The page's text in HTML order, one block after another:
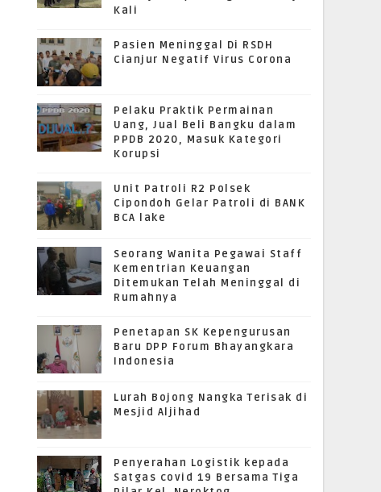
Kali
Pasien Meninggal Di RSDH
Cianjur Negatif Virus Corona
Pelaku Praktik Permainan
Uang, Jual Beli Bangku dalam
PPDB 2020, Masuk Kategori
Korupsi
Unit Patroli R2 Polsek
Cipondoh Gelar Patroli di BANK
BCA lake
Seorang Wanita Pegawai Staff
Kementrian Keuangan
Ditemukan Telah Meninggal di
Rumahnya
Penetapan SK Kepengurusan
Baru DPP Forum Bhayangkara
Indonesia
Lurah Bojong Nangka Terisak di
Mesjid Aljihad
Penyerahan Logistik kepada
Satgas covid 19 Bersama Tiga